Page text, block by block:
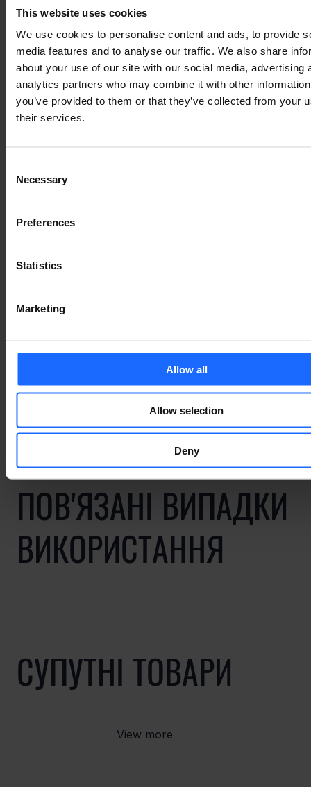
This website uses cookies
We use cookies to personalise content and ads, to provide
media features and to analyse our traffic. We also share
about your use of our site with our social media, advertising
analytics partners who may combine it with other
you’ve provided to them or that they’ve collected from your
their services.
Selection
Necessary
Preferences
Statistics
Marketing
Allow all
Allow selection
Deny
simply dummy text
of the printing and
typesetting
industry
Lorem Ipsum is
simply dummy text
of the printing and
typesetting
industry
ПОВ'ЯЗАНІ ВИПАДКИ
ВИКОРИСТАННЯ
СУПУТНІ ТОВАРИ
View more